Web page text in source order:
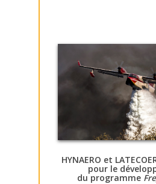
HYNAERO et
pour le
du programme